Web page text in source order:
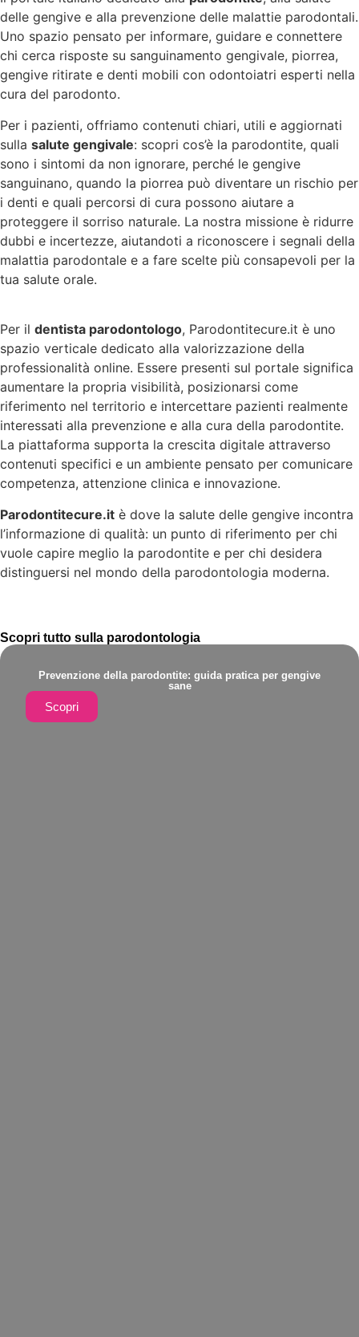
delle gengive e alla prevenzione delle malattie parodontali.
Uno spazio pensato per informare, guidare e connettere
chi cerca risposte su sanguinamento gengivale, piorrea,
gengive ritirate e denti mobili con odontoiatri esperti nella
cura del parodonto.
Per i pazienti, offriamo contenuti chiari, utili e aggiornati
sulla salute gengivale: scopri cos’è la parodontite, quali
sono i sintomi da non ignorare, perché le gengive
sanguinano, quando la piorrea può diventare un rischio per
i denti e quali percorsi di cura possono aiutare a
proteggere il sorriso naturale. La nostra missione è ridurre
dubbi e incertezze, aiutandoti a riconoscere i segnali della
malattia parodontale e a fare scelte più consapevoli per la
tua salute orale.
Per il dentista parodontologo, Parodontitecure.it è uno
spazio verticale dedicato alla valorizzazione della
professionalità online. Essere presenti sul portale significa
aumentare la propria visibilità, posizionarsi come
riferimento nel territorio e intercettare pazienti realmente
interessati alla prevenzione e alla cura della parodontite.
La piattaforma supporta la crescita digitale attraverso
contenuti specifici e un ambiente pensato per comunicare
competenza, attenzione clinica e innovazione.
Parodontitecure.it è dove la salute delle gengive incontra
l’informazione di qualità: un punto di riferimento per chi
vuole capire meglio la parodontite e per chi desidera
distinguersi nel mondo della parodontologia moderna.
Scopri tutto sulla parodontologia
Prevenzione della parodontite: guida pratica per gengive
sane
Scopri